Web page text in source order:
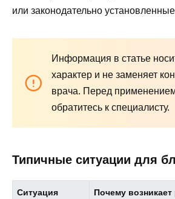
или законодательно
Информация в статье
характер и не заменяет
врача. Перед
обратитесь к специалисту.
Типичные ситуации для
Ситуация Почему возникает